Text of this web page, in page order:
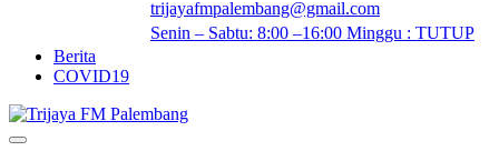
trijayafmpalembang@gmail.com
Senin – Sabtu: 8:00 –16:00 Minggu : TUTUP
Berita
COVID19